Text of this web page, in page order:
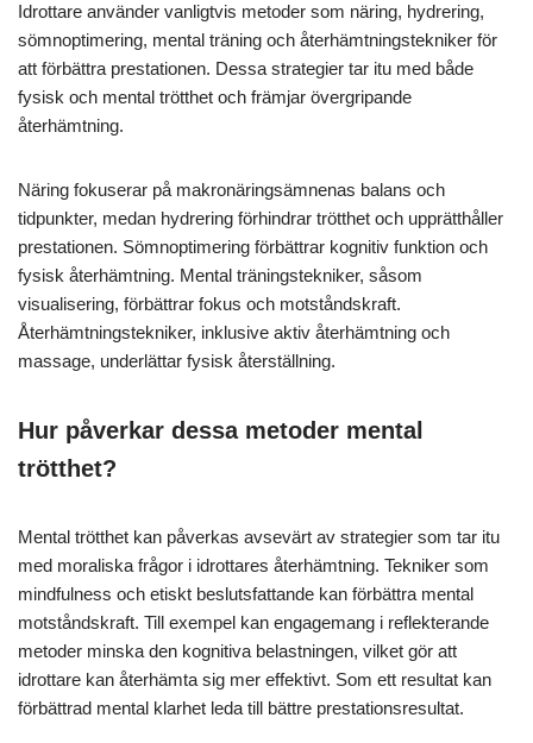
Idrottare använder vanligtvis metoder som näring, hydrering,
sömnoptimering, mental träning och återhämtningstekniker för
att förbättra prestationen. Dessa strategier tar itu med både
fysisk och mental trötthet och främjar övergripande
återhämtning.
Näring fokuserar på makronäringsämnenas balans och
tidpunkter, medan hydrering förhindrar trötthet och upprätthåller
prestationen. Sömnoptimering förbättrar kognitiv funktion och
fysisk återhämtning. Mental träningstekniker, såsom
visualisering, förbättrar fokus och motståndskraft.
Återhämtningstekniker, inklusive aktiv återhämtning och
massage, underlättar fysisk återställning.
Hur påverkar dessa metoder mental
trötthet?
Mental trötthet kan påverkas avsevärt av strategier som tar itu
med moraliska frågor i idrottares återhämtning. Tekniker som
mindfulness och etiskt beslutsfattande kan förbättra mental
motståndskraft. Till exempel kan engagemang i reflekterande
metoder minska den kognitiva belastningen, vilket gör att
idrottare kan återhämta sig mer effektivt. Som ett resultat kan
förbättrad mental klarhet leda till bättre prestationsresultat.